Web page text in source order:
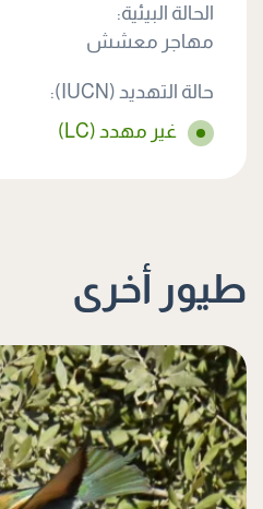
الحالة البيئية:
مهاجر معشش
حالة التهديد (IUCN):
غير مهدد (LC)
طيور أخرى